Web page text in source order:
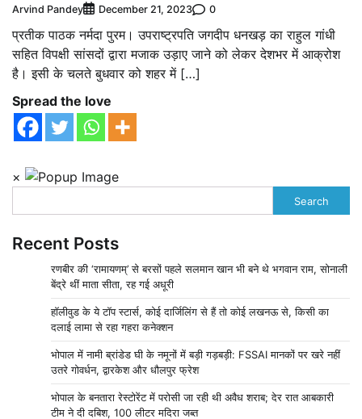
Arvind Pandey December 21, 2023 0
प्रतीक पाठक नर्मदा पुरम। उपराष्ट्रपति जगदीप धनखड़ का राहुल गांधी
सहित विपक्षी सांसदों द्वारा मजाक उड़ाए जाने को लेकर देशभर में आक्रोश
है। इसी के चलते बुधवार को शहर में […]
Spread the love
×
Search
Recent Posts
रणबीर की ‘रामायणम्’ से बरसों पहले सलमान खान भी बने थे भगवान राम, सोनाली
बेंद्रे थीं माता सीता, रह गई अधूरी
हॉलीवुड के ये टॉप स्टार्स, कोई दार्जिलिंग से हैं तो कोई लखनऊ से, किसी का
दलाई लामा से रहा गहरा कनेक्शन
भोपाल में नामी ब्रांडेड घी के नमूनों में बड़ी गड़बड़ी: FSSAI मानकों पर खरे नहीं
उतरे गोवर्धन, द्वारकेश और धौलपुर फ्रेश
भोपाल के बनतारा रेस्टोरेंट में परोसी जा रही थी अवैध शराब; देर रात आबकारी
टीम ने दी दबिश, 100 लीटर मदिरा जब्त